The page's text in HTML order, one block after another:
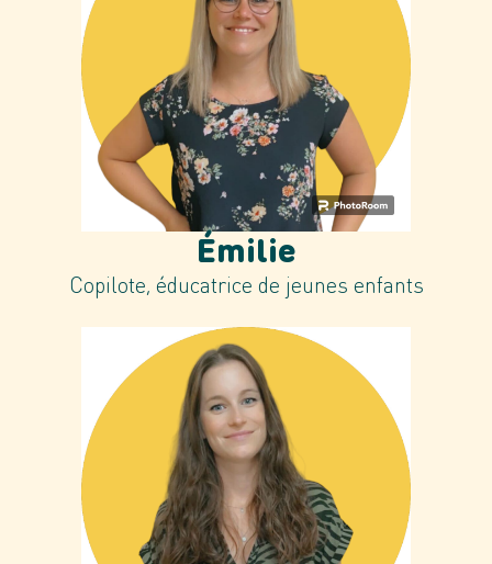
Émilie
Copilote, éducatrice de jeunes enfants